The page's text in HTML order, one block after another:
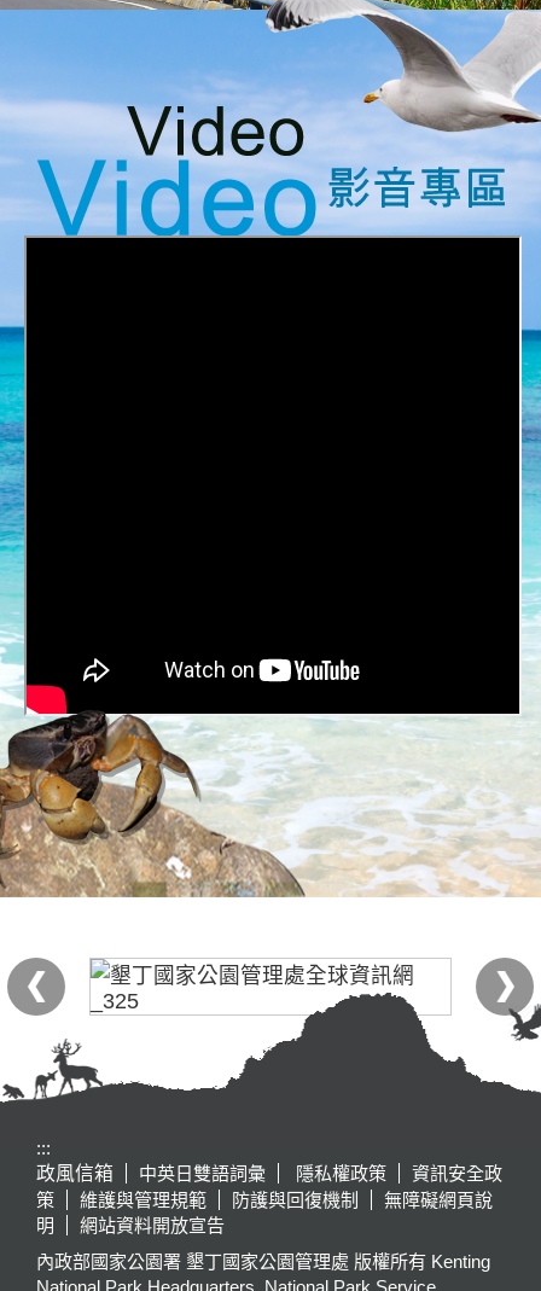
:::
政風信箱
中英日雙語詞彙 隱私權政策
資訊安全政
策
維護與管理規範 防護與回復機制
無障礙網頁說
明
網站資料開放宣告
內政部國家公園署 墾丁國家公園管理處 版權所有 Kenting
National Park Headquarters, National Park Service,